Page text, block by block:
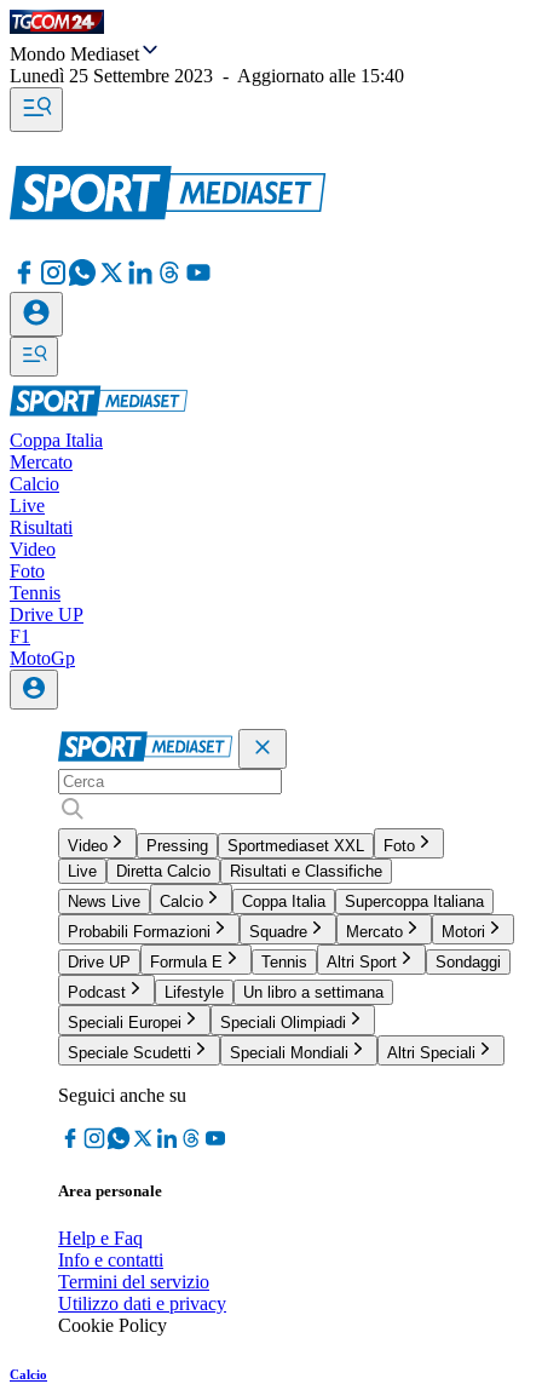
Mondo Mediaset
Lunedì 25 Settembre 2023 - Aggiornato alle 15:40
Coppa Italia
Mercato
Calcio
Live
Risultati
Video
Foto
Tennis
Drive UP
F1
MotoGp
Video Pressing Sportmediaset XXL
Foto
Live
Diretta Calcio
Risultati e Classifiche
News Live
Calcio Coppa Italia
Supercoppa Italiana
Probabili Formazioni
Squadre Mercato
Motori
Drive UP
Formula E Tennis Altri Sport
Sondaggi
Podcast
Lifestyle
Un libro a settimana
Speciali Europei
Speciali Olimpiadi
Speciale Scudetti
Speciali Mondiali Altri Speciali
Seguici anche su
Area personale
Help e Faq
Info e contatti
Termini del servizio
Utilizzo dati e privacy
Cookie Policy
Calcio